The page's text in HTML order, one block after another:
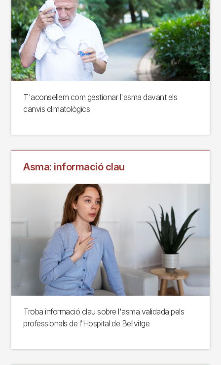
T'aconsellem com gestionar l'asma davant els
canvis climatològics
Asma: informació clau
Troba informació clau sobre l'asma validada pels
professionals de l'Hospital de Bellvitge